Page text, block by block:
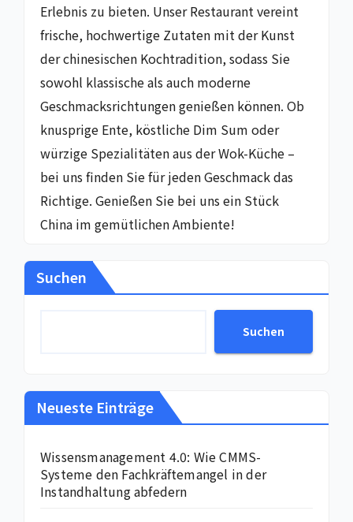
Erlebnis zu bieten. Unser Restaurant vereint
frische, hochwertige Zutaten mit der Kunst
der chinesischen Kochtradition, sodass Sie
sowohl klassische als auch moderne
Geschmacksrichtungen genießen können. Ob
knusprige Ente, köstliche Dim Sum oder
würzige Spezialitäten aus der Wok-Küche –
bei uns finden Sie für jeden Geschmack das
Richtige. Genießen Sie bei uns ein Stück
China im gemütlichen Ambiente!
Suchen
Suchen
Neueste Einträge
Wissensmanagement 4.0: Wie CMMS-
Systeme den Fachkräftemangel in der
Instandhaltung abfedern